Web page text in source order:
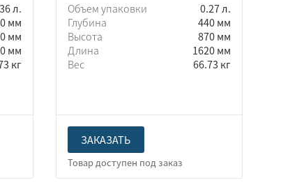
л.
мм
мм
мм
кг
Объем упаковки
0.27 л.
Глубина
440 мм
Высота
870 мм
Длина
1620 мм
Вес
66.73 кг
ЗАКАЗАТЬ